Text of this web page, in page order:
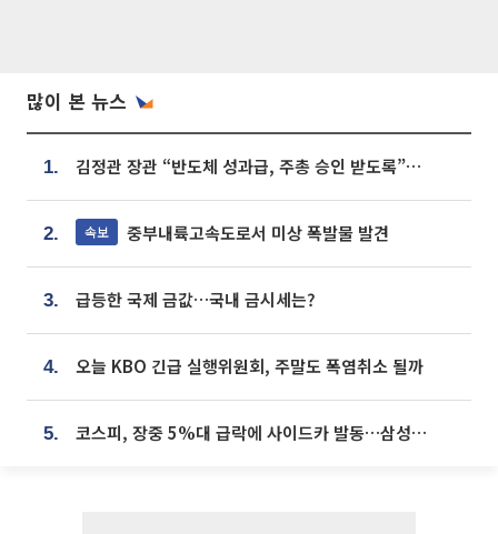
많이 본 뉴스
1. 김정관 장관 “반도체 성과급, 주총 승인 받도록”…상법·자본시장법 개정 시사
2. 속보 중부내륙고속도로서 미상 폭발물 발견
3. 급등한 국제 금값…국내 금시세는?
4. 오늘 KBO 긴급 실행위원회, 주말도 폭염취소 될까
5. 코스피, 장중 5%대 급락에 사이드카 발동…삼성·SK 동반 폭락